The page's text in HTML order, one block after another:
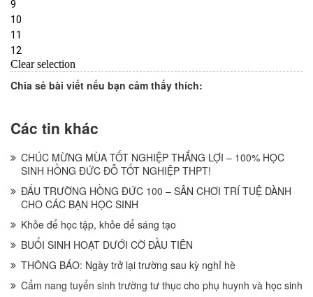
Chia sẻ bài viết nếu bạn cảm thấy thích:
Các tin khác
CHÚC MỪNG MÙA TỐT NGHIỆP THẮNG LỢI – 100% HỌC
SINH HỒNG ĐỨC ĐỖ TỐT NGHIỆP THPT!
ĐẤU TRƯỜNG HỒNG ĐỨC 100 – SÂN CHƠI TRÍ TUỆ DÀNH
CHO CÁC BẠN HỌC SINH
Khỏe để học tập, khỏe để sáng tạo
BUỔI SINH HOẠT DƯỚI CỜ ĐẦU TIÊN
THÔNG BÁO: Ngày trở lại trường sau kỳ nghỉ hè
Cẩm nang tuyển sinh trường tư thục cho phụ huynh và học sinh